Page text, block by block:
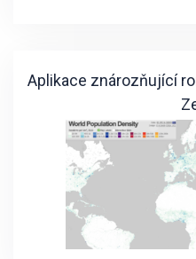
Aplikace znározňující